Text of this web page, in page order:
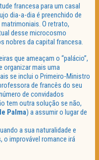
francesa para um casal
dia-a-dia é preenchido de
O retrato,
desse microcosmo
nobres da capital francesa.
que ameaçam o “palácio”,
organizar mais uma
se inclui o Primeiro-Ministro
de francês do seu
de convidados
tem outra solução se não,
Palma) a assumir o lugar de
a sua naturalidade e
improvável romance irá